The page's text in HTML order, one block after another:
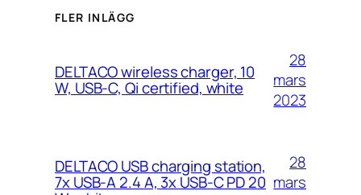
FLER INLÄGG
DELTACO wireless charger, 10
W, USB-C, Qi certified, white
28
mars
2023
DELTACO USB charging station,
7x USB-A 2.4 A, 3x USB-C PD 20
28
mars